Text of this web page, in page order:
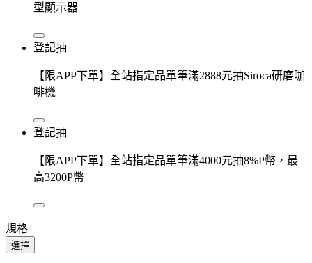
型顯示器
登記抽
【限APP下單】全站指定品單筆滿2888元抽Siroca研磨咖
啡機
登記抽
【限APP下單】全站指定品單筆滿4000元抽8%P幣，最
高3200P幣
規格
選擇